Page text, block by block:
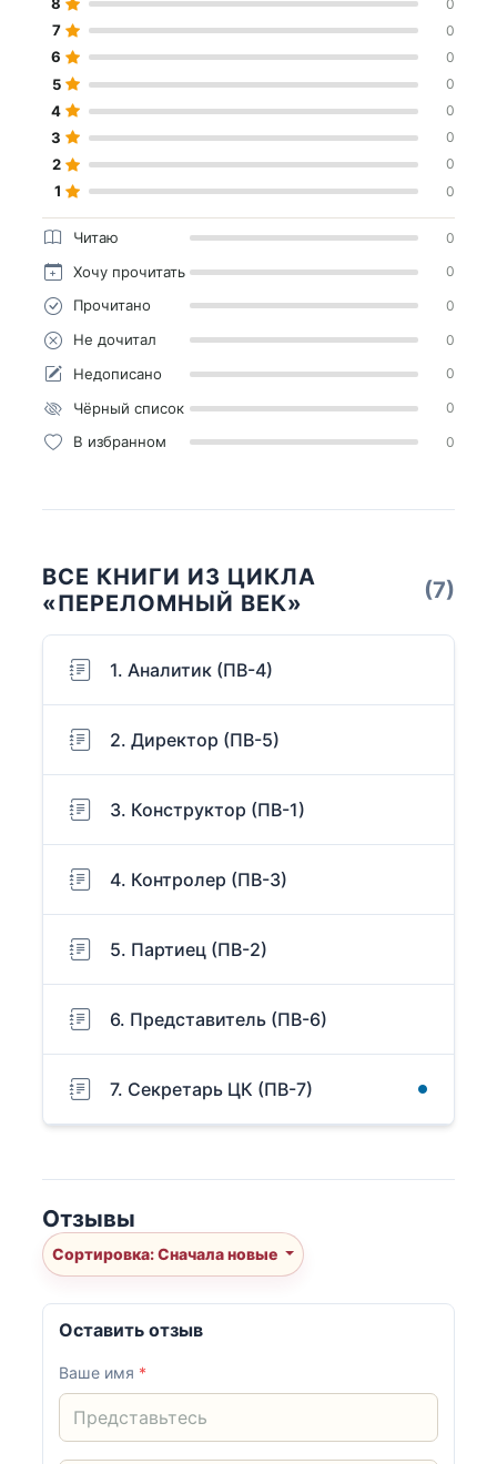
8 0
7 0
6 0
5 0
4 0
3 0
2 0
1 0
Читаю 0
Хочу прочитать 0
Прочитано 0
Не дочитал 0
Недописано 0
Чёрный список 0
В избранном 0
ВСЕ КНИГИ ИЗ ЦИКЛА
«ПЕРЕЛОМНЫЙ ВЕК»
(7)
1. Аналитик (ПВ-4)
2. Директор (ПВ-5)
3. Конструктор (ПВ-1)
4. Контролер (ПВ-3)
5. Партиец (ПВ-2)
6. Представитель (ПВ-6)
7. Секретарь ЦК (ПВ-7)
Отзывы
Сортировка: Сначала новые
Оставить отзыв
Ваше имя *